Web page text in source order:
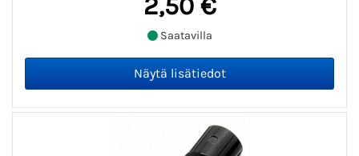
Saatavilla